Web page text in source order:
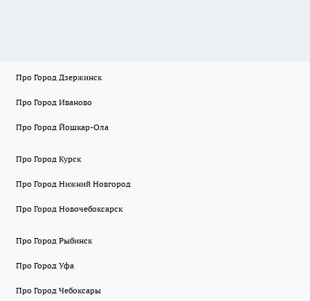
Про Город Дзержинск
Про Город Иваново
Про Город Йошкар-Ола
Про Город Курск
Про Город Нижний Новгород
Про Город Новочебоксарск
Про Город Рыбинск
Про Город Уфа
Про Город Чебоксары